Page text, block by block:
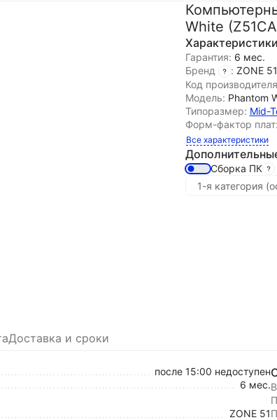
White
Гарантия: 6 мес.
Бренд
: ZONE 51
Код
Модель: Phantom
Типоразмер: Mid-
Форм-фактор плат:
Все характеристики
Сборка ПК
Доставка и сроки
после 15:00 недоступен
6 мес.
ZONE 51